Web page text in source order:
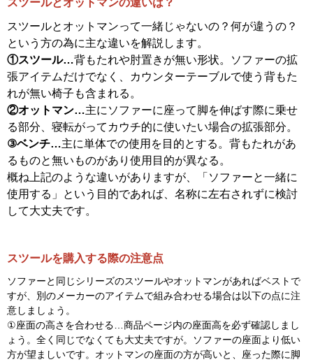
すのこ床で通気性抜群！バージンウレ
タン使用のスツール・オットマン（カ
ーキ色）
税抜￥15,790
送料無料
すのこ床で通気性抜群！バージンウレ
タン使用のスツール・オットマン（オ
レンジ色）
税抜￥15,790
送料無料
スツールとオットマンの違いは？
という方の為に主な違いを解説します。
①スツール… 背もたれや肘置きが無い形状。ソファーの拡
張アイテムだけでなく、カウンターテーブルで使う背もた
れが無い椅子も含まれる。
②オットマン…主にソファーに座って脚を伸ばす際に乗せ
る部分、寝転がってカウチ的に使いたい場合の拡張部分。